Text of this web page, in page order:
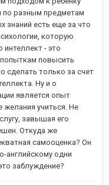
по разным предметам
знаний есть еще за что
которую
интеллект - это
попыткам повысить
сделать только за счет
Ну и о
является опыт
желания учиться. Не
завышая его
Откуда же
самооценка? Он
английскому одни
заблуждение?